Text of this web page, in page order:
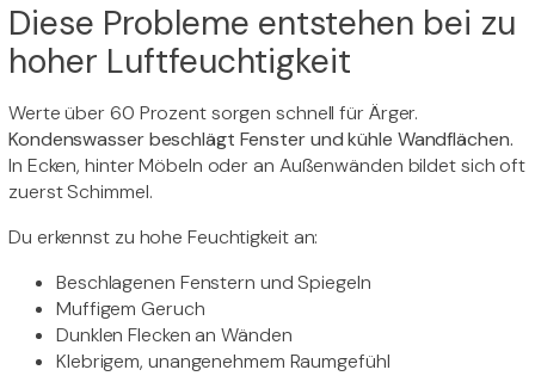
Diese Probleme entstehen bei zu
hoher Luftfeuchtigkeit
Werte über 60 Prozent sorgen schnell für Ärger.
Kondenswasser beschlägt Fenster und kühle Wandflächen.
In Ecken, hinter Möbeln oder an Außenwänden bildet sich oft
zuerst Schimmel.
Du erkennst zu hohe Feuchtigkeit an:
Beschlagenen Fenstern und Spiegeln
Muffigem Geruch
Dunklen Flecken an Wänden
Klebrigem, unangenehmem Raumgefühl